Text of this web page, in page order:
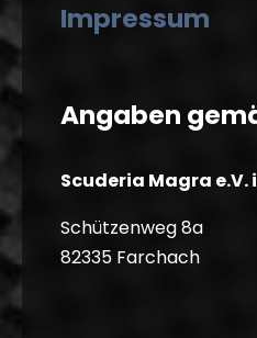
Impressum
Angaben
Scuderia Magra e.V.
Schützenweg 8a
82335 Farchach